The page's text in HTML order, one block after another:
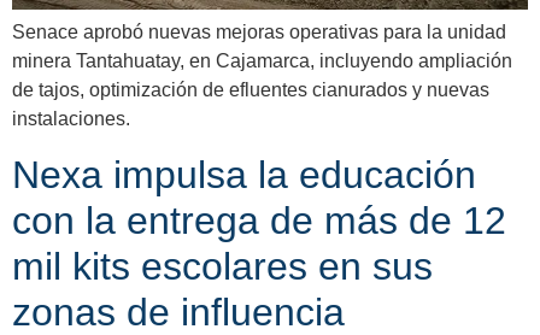
Senace aprobó nuevas mejoras operativas para la unidad
minera Tantahuatay, en Cajamarca, incluyendo ampliación
de tajos, optimización de efluentes cianurados y nuevas
instalaciones.
Nexa impulsa la educación
con la entrega de más de 12
mil kits escolares en sus
zonas de influencia